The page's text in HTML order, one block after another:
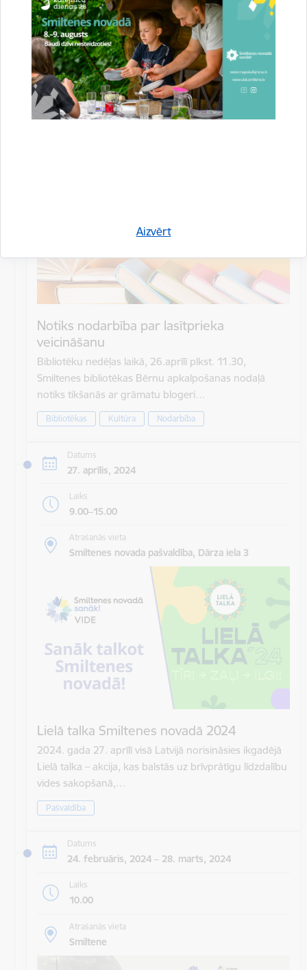
Aizvērt
Sanāksme
Datums
26. aprīlis, 2024
Laiks
11.30
Notiks nodarbība par lasītprieka
veicināšanu
Bibliotēku nedēļas laikā, 26.aprīlī plkst. 11.30,
Smiltenes bibliotēkas Bērnu apkalpošanas nodaļā
notiks tikšanās ar grāmatu blogeri…
Bibliotēkas Kultūra Nodarbība
Datums
27. aprīlis, 2024
Laiks
9.00–15.00
Atrašanās vieta
Smiltenes novada pašvaldība, Dārza iela 3
Lielā talka Smiltenes novadā 2024
2024. gada 27. aprīlī visā Latvijā norisināsies ikgadējā
Lielā talka – akcija, kas balstās uz brīvprātīgu līdzdalību
vides sakopšanā,…
Pašvaldība
Datums
24. februāris, 2024 – 28. marts, 2024
Laiks
10.00
Atrašanās vieta
Smiltene